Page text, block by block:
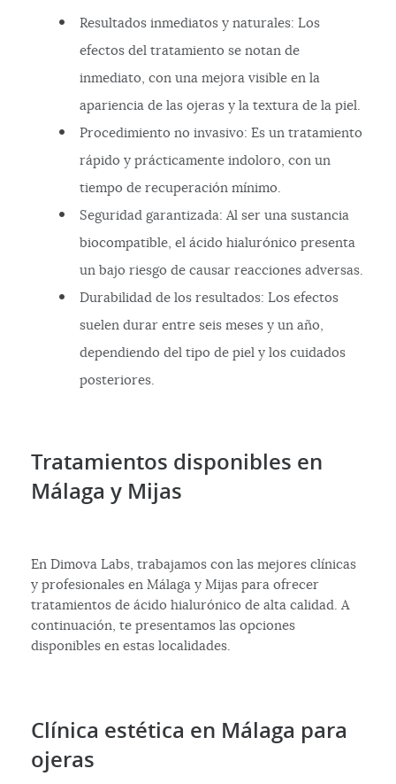
Resultados inmediatos y naturales: Los
efectos del tratamiento se notan de
inmediato, con una mejora visible en la
apariencia de las ojeras y la textura de la piel.
Procedimiento no invasivo: Es un tratamiento
rápido y prácticamente indoloro, con un
tiempo de recuperación mínimo.
Seguridad garantizada: Al ser una sustancia
biocompatible, el ácido hialurónico presenta
un bajo riesgo de causar reacciones adversas.
Durabilidad de los resultados: Los efectos
suelen durar entre seis meses y un año,
dependiendo del tipo de piel y los cuidados
posteriores.
Tratamientos disponibles en
Málaga y Mijas
En Dimova Labs, trabajamos con las mejores clínicas
y profesionales en Málaga y Mijas para ofrecer
tratamientos de ácido hialurónico de alta calidad. A
continuación, te presentamos las opciones
disponibles en estas localidades.
Clínica estética en Málaga para
ojeras